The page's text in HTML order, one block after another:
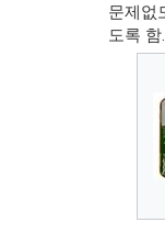
문제없
도록 함.